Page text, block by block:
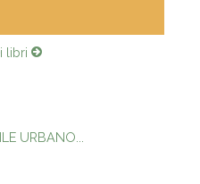
libri
URBANO...